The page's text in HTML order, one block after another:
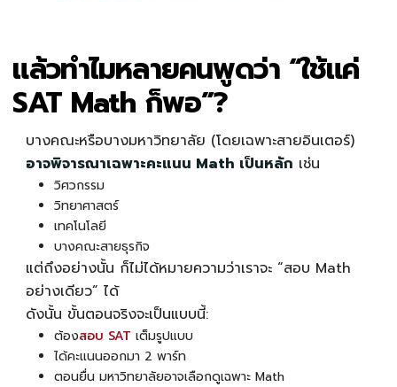
แล้วทำไมหลายคนพูดว่า “ใช้แค่
SAT Math ก็พอ”?
บางคณะหรือบางมหาวิทยาลัย (โดยเฉพาะสายอินเตอร์)
อาจพิจารณาเฉพาะคะแนน Math เป็นหลัก เช่น
วิศวกรรม
วิทยาศาสตร์
เทคโนโลยี
บางคณะสายธุรกิจ
แต่ถึงอย่างนั้น ก็ไม่ได้หมายความว่าเราจะ “สอบ Math
อย่างเดียว” ได้
ดังนั้น ขั้นตอนจริงจะเป็นแบบนี้:
ต้องสอบ SAT เต็มรูปแบบ
ได้คะแนนออกมา 2 พาร์ท
ตอนยื่น มหาวิทยาลัยอาจเลือกดูเฉพาะ Math